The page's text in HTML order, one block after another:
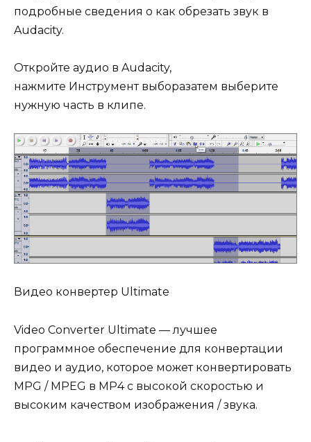
подробные сведения о как обрезать звук в
Audacity.
Откройте аудио в Audacity,
нажмите Инструмент выборазатем выберите
нужную часть в клипе.
Видео конвертер Ultimate
Video Converter Ultimate — лучшее
программное обеспечение для конвертации
видео и аудио, которое может конвертировать
MPG / MPEG в MP4 с высокой скоростью и
высоким качеством изображения / звука.